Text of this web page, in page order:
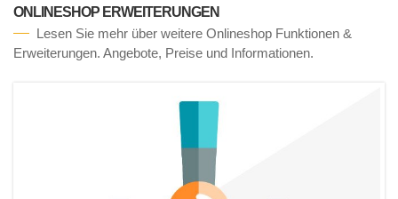
ONLINESHOP ERWEITERUNGEN
Lesen Sie mehr über weitere Onlineshop Funktionen &
Erweiterungen. Angebote, Preise und Informationen.